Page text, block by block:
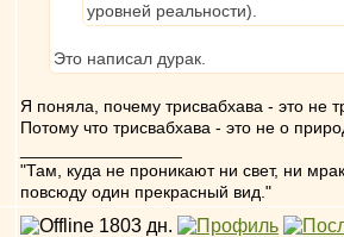
уровней реальности).
Это написал дурак.
Я поняла, почему трисвабхава - это не
Потому что трисвабхава - это не о
"Там, куда не проникают ни свет, ни
повсюду один прекрасный вид."